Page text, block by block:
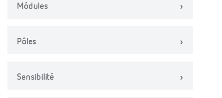
Módules
Pôles
Sensibilité